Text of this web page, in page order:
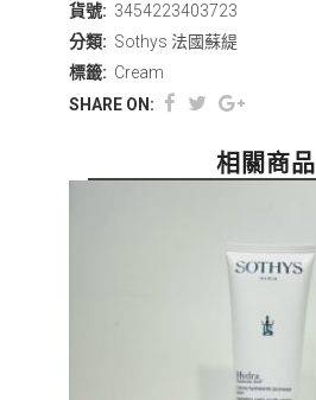
貨號: 3454223403723
分類: Sothys 法國蘇緹
標籤: Cream
SHARE ON:
相關商品